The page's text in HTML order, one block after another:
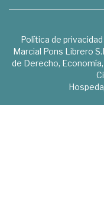
Política de privacidad
Marcial Pons Librero
de Derecho,